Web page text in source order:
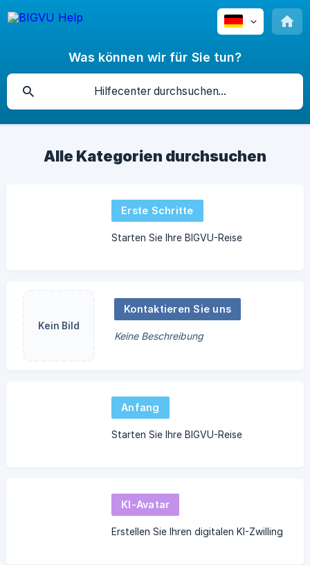
Was können wir für Sie tun?
Alle Kategorien durchsuchen
Erste Schritte
Starten Sie Ihre BIGVU-Reise
Kein Bild
Kontaktieren Sie uns
Keine Beschreibung
Anfang
Starten Sie Ihre BIGVU-Reise
KI-Avatar
Erstellen Sie Ihren digitalen KI-Zwilling